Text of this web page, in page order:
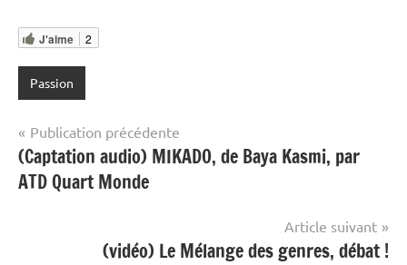
J'aime 2
Passion
Navigation
de
l’article
Publication précédente
(Captation audio) MIKADO, de Baya Kasmi, par
ATD Quart Monde
Article suivant
(vidéo) Le Mélange des genres, débat !